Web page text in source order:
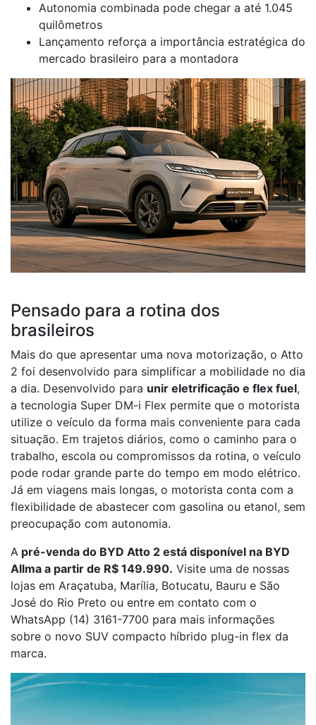
Autonomia combinada pode chegar a até 1.045
quilômetros
Lançamento reforça a importância estratégica do
mercado brasileiro para a montadora
Pensado para a rotina dos
brasileiros
Mais do que apresentar uma nova motorização, o Atto
2 foi desenvolvido para simplificar a mobilidade no dia
a dia. Desenvolvido para unir eletrificação e flex fuel,
a tecnologia Super DM-i Flex permite que o motorista
utilize o veículo da forma mais conveniente para cada
situação. Em trajetos diários, como o caminho para o
trabalho, escola ou compromissos da rotina, o veículo
pode rodar grande parte do tempo em modo elétrico.
Já em viagens mais longas, o motorista conta com a
flexibilidade de abastecer com gasolina ou etanol, sem
preocupação com autonomia.
A pré-venda do BYD Atto 2 está disponível na BYD
Allma a partir de R$ 149.990. Visite uma de nossas
lojas em Araçatuba, Marília, Botucatu, Bauru e São
José do Rio Preto ou entre em contato com o
WhatsApp (14) 3161-7700 para mais informações
sobre o novo SUV compacto híbrido plug-in flex da
marca.